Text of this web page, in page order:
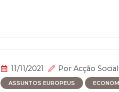
11/11/2021 Por Acção
ASSUNTOS EUROPEUS